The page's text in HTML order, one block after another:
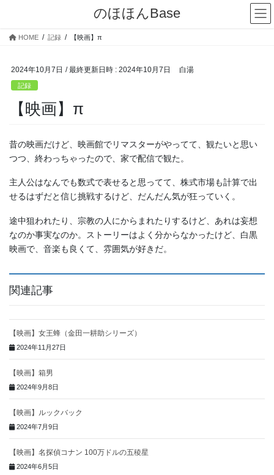
のほほんBase
HOME 記録 【映画】π
2024年10月7日 / 最終更新日時 : 2024年10月7日 白湯
記録
【映画】π
昔の映画だけど、映画館でリマスターがやってて、観たいと思い
つつ、終わっちゃったので、家で配信で観た。
主人公はなんでも数式で表せると思ってて、株式市場も計算で出
せるはずだと信じ挑戦するけど、だんだん気が狂っていく。
途中狙われたり、宗教の人にからまれたりするけど、あれは妄想
なのか事実なのか。ストーリーはよく分からなかったけど、白黒
映画で、音楽も良くて、雰囲気が好きだ。
関連記事
【映画】女王蜂（金田一耕助シリーズ）
2024年11月27日
【映画】箱男
2024年9月8日
【映画】ルックバック
2024年7月9日
【映画】名探偵コナン 100万ドルの五稜星
2024年6月5日